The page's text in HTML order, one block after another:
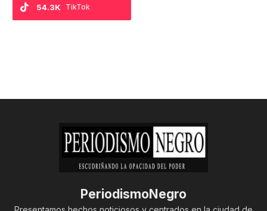
TikTok
54.3K
PeriodismoNegro